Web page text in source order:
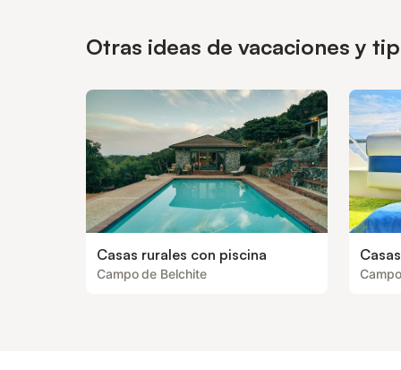
Otras ideas de vacaciones y
Casas rurales con piscina
Campo de Belchite